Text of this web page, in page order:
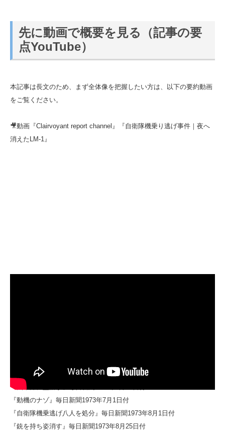
先に動画で概要を見る（記事の要
点YouTube）
本記事は長文のため、まず全体像を把握したい方は、以下の要約動画
をご覧ください。
🎥動画『Clairvoyant report channel』『自衛隊機乗り逃げ事件｜夜へ
消えたLM-1』
『自衛隊員が連絡機乗逃げ』朝日新聞1973年6月24日付
『太平洋に墜落か』毎日新聞1973年6月25日付
『動機のナゾ』毎日新聞1973年7月1日付
『自衛隊機乗逃げ八人を処分』毎日新聞1973年8月1日付
『銃を持ち姿消す』毎日新聞1973年8月25日付